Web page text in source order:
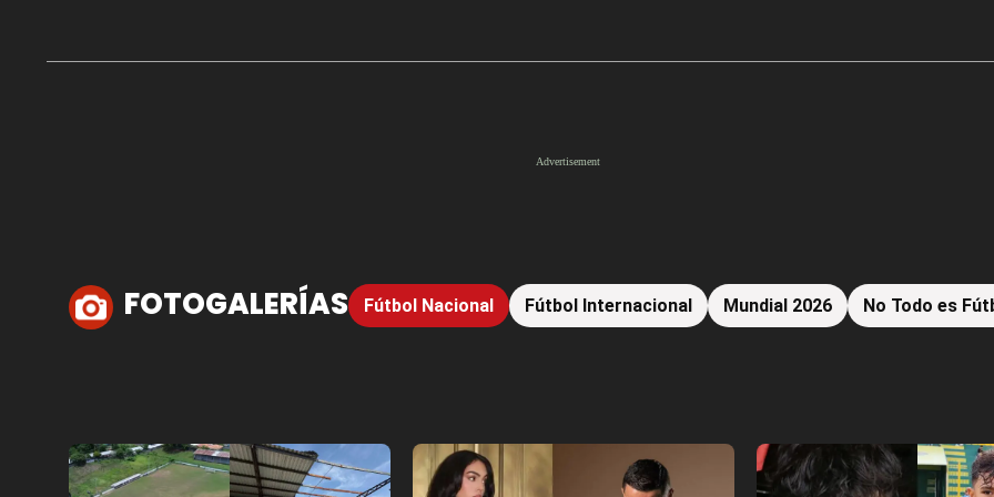
FOTOGALERÍAS Fútbol Nacional Fútbol Internacional Mundial 2026 No Todo es